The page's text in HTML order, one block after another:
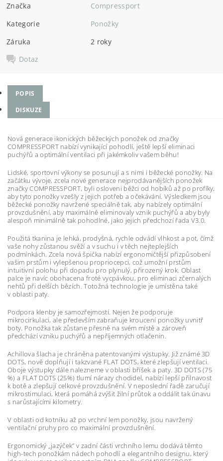
Značka
Compressport
Kategorie
Ponožky
Záruka
2 roky
Dotaz
POPIS
DISKUZE
Nová generace ikonických běžeckých ponožek od značky
COMPRESSPORT nabízí vynikající pohodlí, ještě lepší eliminaci
puchýřů a optimální ventilaci při jakémkoliv vašem běhu!
Lidské, sportovní výkony se posunují a s nimi i běžecké ponožky. Na
začátku vývoje, zcela nové generace nejprodávanějších ponožek
značky COMPRESSPORT, byli osloveni běžci od hobíků až po profíky,
aby tyto ponožky vzešly z jejich potřeb a očekávání. Výsledkem jsou
běžecké ponožky navržené speciálně tak, aby nabízely optimální
provzdušnění, aby maximálně eliminovaly vznik puchýřů a aby byly
alespoň minimálně tak pohodlné, jako jejich předchozí řada V3.0.
Použitá tkanina je lehká, prodyšná, rychle odvádí vlhkost a pot, čímž
vaše nohy zůstanou svěží a v suchu i v těch nejteplejších
podmínkách. Zcela nová špička nabízí ergonomičtější přizpůsobení
vašim prstům i vylepšenou propriocepci, což umožní prstům
intuitivní polohu při dopadu pro plynulý, přirozený krok. Oblast
palce je navíc obohacena froté vycpávkou, pro eliminaci zčernalých
nehtů při delších bězích. Totožná technologie je umístěna také
v oblasti paty.
Podpora klenby je samozřejmostí. Nejen že podporuje
mikrocirkulaci, ale především zabraňuje kroucení ponožky uvnitř
boty. Ponožka tak zůstane přesně na svém místě a zároveň
předchází vzniku puchýřů a nepříjemných otlačenin.
Achillova šlacha je chráněna patentovanými výstupky. Již známé 3D
DOTS, nově doplňují i takzvané FLAT DOTS, které zlepšují ventilaci.
Oboje výstupky dále nalezneme v oblasti bříšek a paty. 3D DOTS (75
%) a FLAT DOTS (25%) tlumí nárazy chodidel, nabízí lepší přilnavost
k botě a zlepšují celkové provzdušnění. V neposlední řadě zaručují
mikrostimulaci, která pomáhá zvýšit žilní průtok a oddálit tak únavu
s narůstajícími kilometry.
V oblasti od kotníku až po vrchní lem ponožky, jsou navržený
ventilační pruhy pro co maximální provzdušnění.
Ergonomický „jazýček” v zadní části vrchního lemu dodává těmto
high-tech ponožkám nádech pohodlí a elegantního designu, který